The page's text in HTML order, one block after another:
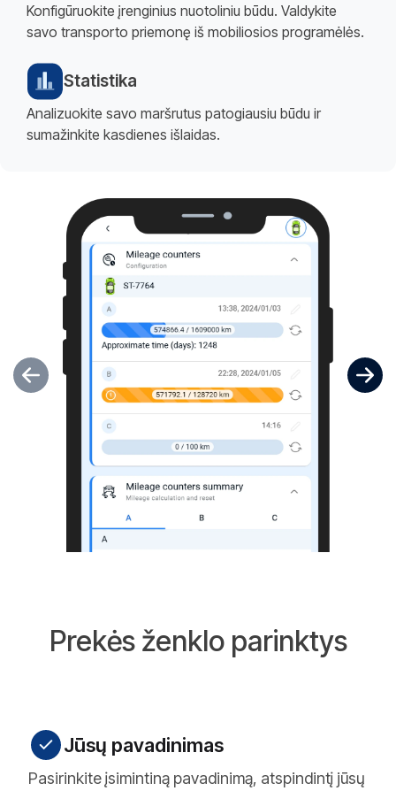
Konfigūruokite įrenginius nuotoliniu būdu. Valdykite
savo transporto priemonę iš mobiliosios programėlės.
Statistika
Analizuokite savo maršrutus patogiausiu būdu ir
sumažinkite kasdienes išlaidas.
Prekės ženklo parinktys
Jūsų pavadinimas
Pasirinkite įsimintiną pavadinimą, atspindintį jūsų